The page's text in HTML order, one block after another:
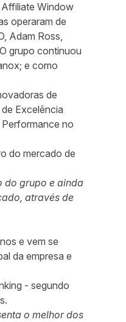
Window
operaram de
Adam Ross,
grupo continuou
e como
de
Excelência
no
do mercado de
do grupo e ainda
através de
e vem se
da empresa e
- segundo
o melhor dos